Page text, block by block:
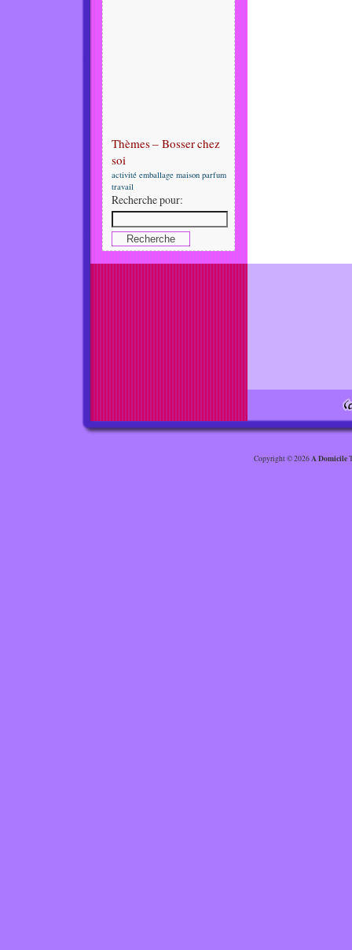
Thèmes – Bosser chez
soi
activité emballage maison parfum
travail
Recherche pour:
Copyright © 2026A Domicile